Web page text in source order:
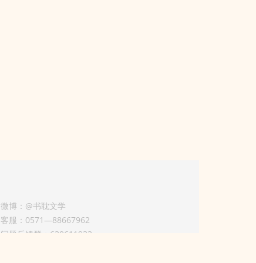
微博：@书耽文学
客服：0571—88667962
问题反馈群：630611933